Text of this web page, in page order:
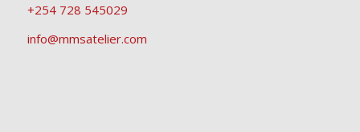
+254 728 545029
info@mmsatelier.com